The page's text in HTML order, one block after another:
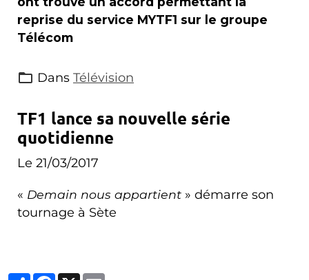
reprise du service MYTF1 sur le groupe
Télécom
Dans Télévision
TF1 lance sa nouvelle série
quotidienne
Le 21/03/2017
« Demain nous appartient » démarre son
tournage à Sète